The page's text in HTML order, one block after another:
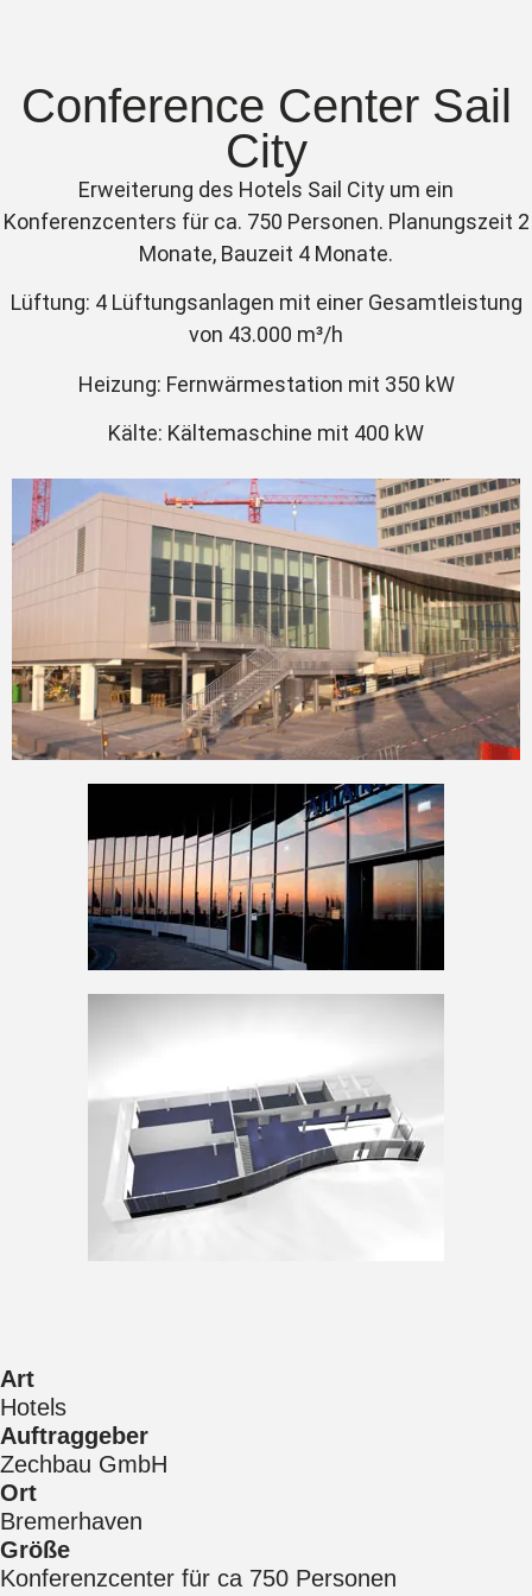
Conference Center Sail
City
Erweiterung des Hotels Sail City um ein
Konferenzcenters für ca. 750 Personen. Planungszeit 2
Monate, Bauzeit 4 Monate.
Lüftung: 4 Lüftungsanlagen mit einer Gesamtleistung
von 43.000 m³/h
Heizung: Fernwärmestation mit 350 kW
Kälte: Kältemaschine mit 400 kW
Art
Hotels
Auftraggeber
Zechbau GmbH
Ort
Bremerhaven
Größe
Konferenzcenter für ca 750 Personen